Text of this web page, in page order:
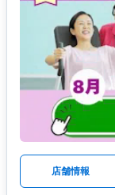
店舗情報